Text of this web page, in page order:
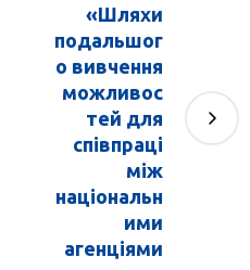
«Шляхи
подальшог
о вивчення
можливос
тей для
співпраці
між
національн
ими
агенціями